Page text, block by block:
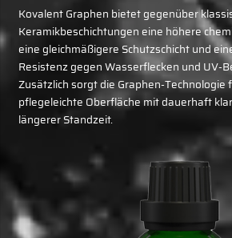
Kovalent Graphen bietet gegenüber
Keramikbeschichtungen eine höhere
eine gleichmäßigere Schutzschicht und
Resistenz gegen Wasserflecken und UV-
Zusätzlich sorgt die Graphen-Technologie
pflegeleichte Oberfläche mit dauerhaft
längerer Standzeit.